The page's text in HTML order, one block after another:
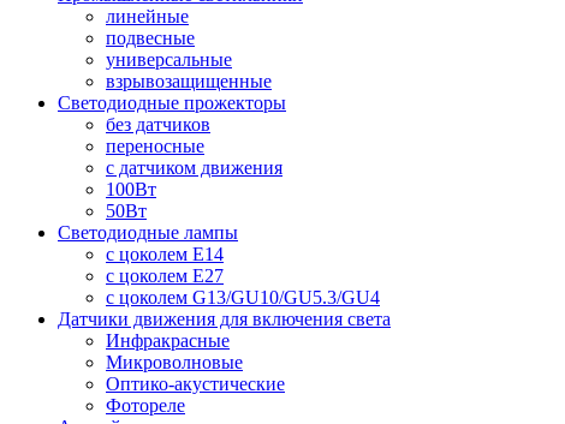
линейные
подвесные
универсальные
взрывозащищенные
Светодиодные прожекторы
без датчиков
переносные
с датчиком движения
100Вт
50Вт
Светодиодные лампы
с цоколем E14
с цоколем E27
с цоколем G13/GU10/GU5.3/GU4
Датчики движения для включения света
Инфракрасные
Микроволновые
Оптико-акустические
Фотореле